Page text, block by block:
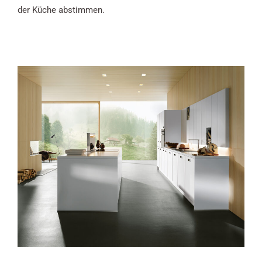
der Küche abstimmen.